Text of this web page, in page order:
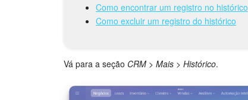
Como encontrar um registro no histórico
Como excluir um registro do histórico
Vá para a seção CRM > Mais > Histórico.